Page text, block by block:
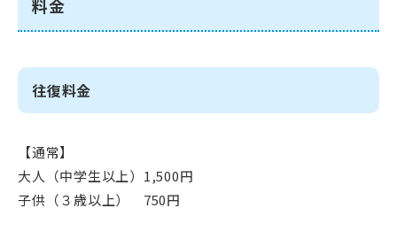
料金
往復料金
【通常】
大人（中学生以上）1,500円
子供（３歳以上） 750円